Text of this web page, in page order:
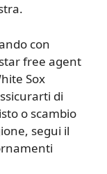
con
free agent
Sox
di
o scambio
segui il